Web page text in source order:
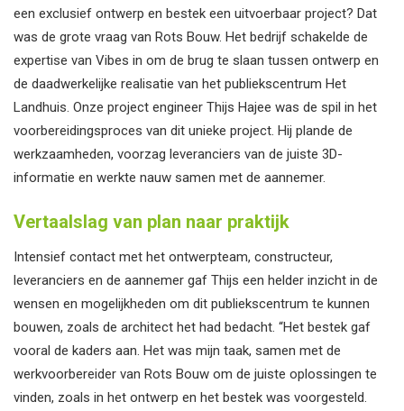
een exclusief ontwerp en bestek een uitvoerbaar project? Dat
was de grote vraag van Rots Bouw. Het bedrijf schakelde de
expertise van Vibes in om de brug te slaan tussen ontwerp en
de daadwerkelijke realisatie van het publiekscentrum Het
Landhuis. Onze project engineer Thijs Hajee was de spil in het
voorbereidingsproces van dit unieke project. Hij plande de
werkzaamheden, voorzag leveranciers van de juiste 3D-
informatie en werkte nauw samen met de aannemer.
Vertaalslag van plan naar praktijk
Intensief contact met het ontwerpteam, constructeur,
leveranciers en de aannemer gaf Thijs een helder inzicht in de
wensen en mogelijkheden om dit publiekscentrum te kunnen
bouwen, zoals de architect het had bedacht. “Het bestek gaf
vooral de kaders aan. Het was mijn taak, samen met de
werkvoorbereider van Rots Bouw om de juiste oplossingen te
vinden, zoals in het ontwerp en het bestek was voorgesteld.